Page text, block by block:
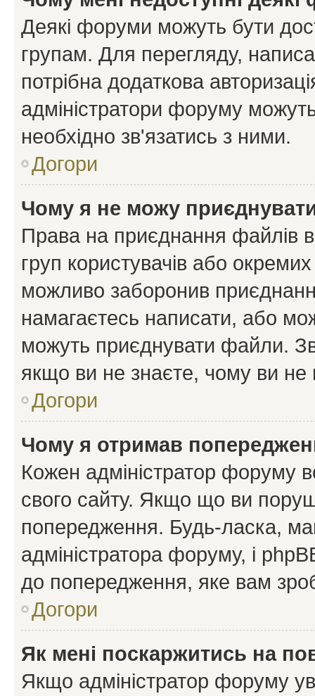
Деякі форуми можуть бути
групам. Для перегляду,
потрібна додаткова
адміністратори форуму
необхідно зв'язатись з ними.
Догори
Чому я не можу
Права на приєднання файлів
груп користувачів або
можливо заборонив
намагаєтесь написати, або
можуть приєднувати файли.
якщо ви не знаєте, чому ви
Догори
Чому я отримав
Кожен адміністратор форуму
свого сайту. Якщо що ви
попередження. Будь-ласка,
адміністратора форуму, і
до попередження, яке вам
Догори
Як мені поскаржитись на
Якщо адміністратор форуму